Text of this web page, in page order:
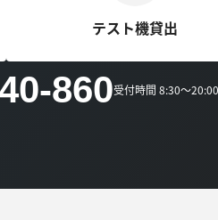
テスト機貸出
860受付時間 8:30～